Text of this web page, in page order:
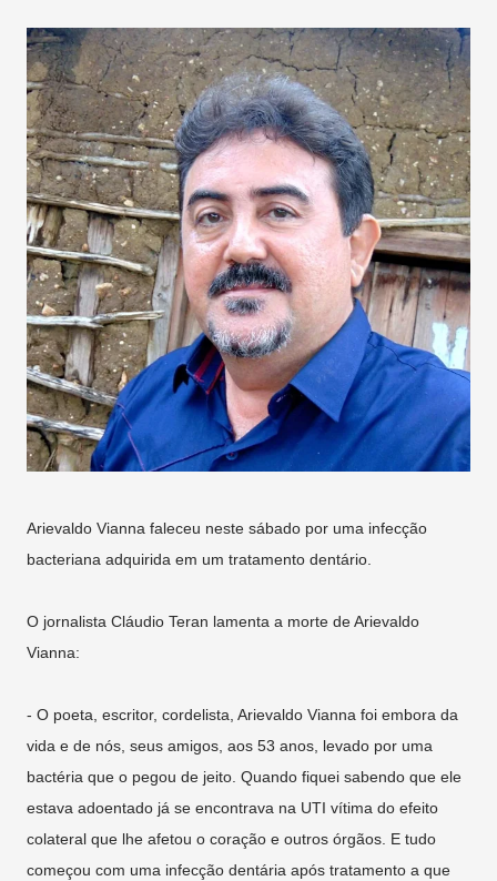
Arievaldo Vianna faleceu neste sábado por uma infecção
bacteriana adquirida em um tratamento dentário.
O jornalista Cláudio Teran lamenta a morte de Arievaldo
Vianna:
- O poeta, escritor, cordelista, Arievaldo Vianna foi embora da
vida e de nós, seus amigos, aos 53 anos, levado por uma
bactéria que o pegou de jeito. Quando fiquei sabendo que ele
estava adoentado já se encontrava na UTI vítima do efeito
colateral que lhe afetou o coração e outros órgãos. E tudo
começou com uma infecção dentária após tratamento a que